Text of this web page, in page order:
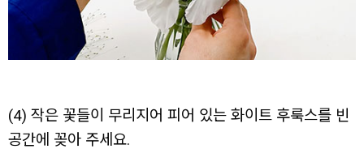
(4) 작은 꽃들이 무리지어 피어 있는 화이트 후룩스를 빈
공간에 꽂아 주세요.